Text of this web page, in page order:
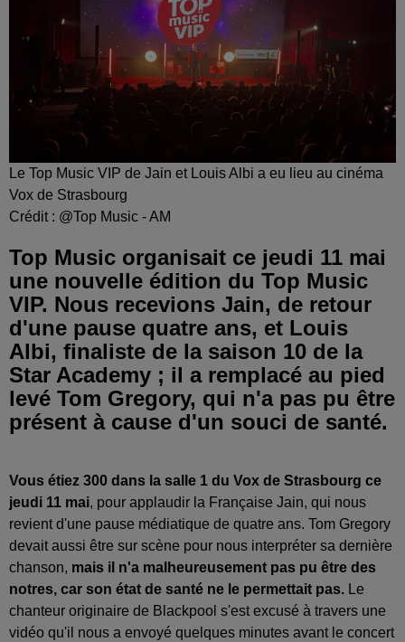
Le Top Music VIP de Jain et Louis Albi a eu lieu au cinéma
Vox de Strasbourg
Crédit : @Top Music - AM
Top Music organisait ce jeudi 11 mai
une nouvelle édition du Top Music
VIP. Nous recevions Jain, de retour
d'une pause quatre ans, et Louis
Albi, finaliste de la saison 10 de la
Star Academy ; il a remplacé au pied
levé Tom Gregory, qui n'a pas pu être
présent à cause d'un souci de santé.
Vous étiez 300 dans la salle 1 du Vox de Strasbourg ce
jeudi 11 mai, pour applaudir la Française Jain, qui nous
revient d'une pause médiatique de quatre ans. Tom Gregory
devait aussi être sur scène pour nous interpréter sa dernière
chanson, mais il n'a malheureusement pas pu être des
notres, car son état de santé ne le permettait pas. Le
chanteur originaire de Blackpool s'est excusé à travers une
vidéo qu'il nous a envoyé quelques minutes avant le concert